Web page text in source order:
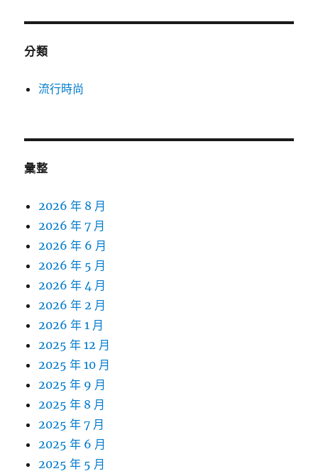
分類
流行時尚
彙整
2026 年 8 月
2026 年 7 月
2026 年 6 月
2026 年 5 月
2026 年 4 月
2026 年 2 月
2026 年 1 月
2025 年 12 月
2025 年 10 月
2025 年 9 月
2025 年 8 月
2025 年 7 月
2025 年 6 月
2025 年 5 月